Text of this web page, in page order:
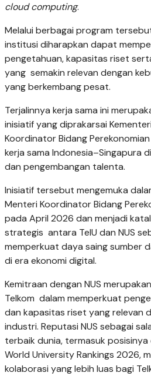
cloud computing.
Melalui berbagai program
institusi diharapkan dapat
pengetahuan, kapasitas riset
yang semakin relevan dengan
yang berkembang pesat.
Terjalinnya kerja sama ini
inisiatif yang diprakarsai
Koordinator Bidang
kerja sama Indonesia–Singapura
dan pengembangan talenta.
Inisiatif tersebut mengemuka
Menteri Koordinator Bidang
pada April 2026 dan menjadi
strategis antara TelU dan NUS
memperkuat daya saing sumber
di era ekonomi digital.
Kemitraan dengan NUS
Telkom dalam memperkuat
dan kapasitas riset yang relevan
industri. Reputasi NUS sebagai
terbaik dunia, termasuk
World University Rankings 2026,
kolaborasi yang lebih luas bagi